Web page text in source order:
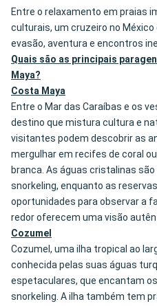
Entre o relaxamento em praias
culturais, um cruzeiro no
evasão, aventura e encontros
Quais são as principais
Maya?
Costa Maya
Entre o Mar das Caraíbas e os
destino que mistura cultura e
visitantes podem descobrir as
mergulhar em recifes de coral
branca. As águas cristalinas
snorkeling, enquanto as
oportunidades para observar a
redor oferecem uma visão
Cozumel
Cozumel, uma ilha tropical ao
conhecida pelas suas águas
espetaculares, que encantam
snorkeling. A ilha também tem